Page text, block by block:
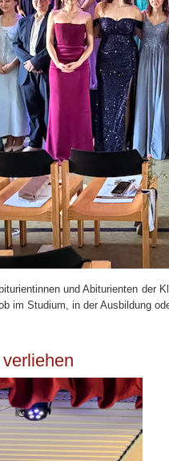
und Abiturienten
im Studium, in der Ausbildung